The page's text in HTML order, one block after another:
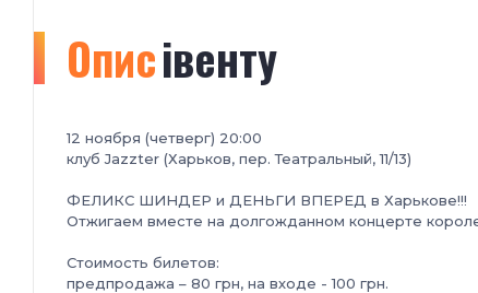
Описівенту
12 ноября (четверг) 20:00
клуб Jazzter (Харьков, пер. Театральный, 11/13)
ФЕЛИКС ШИНДЕР и ДЕНЬГИ ВПЕРЕД в Харькове!!!
Отжигаем вместе на долгожданном концерте
Стоимость билетов:
предпродажа – 80 грн, на входе - 100 грн.